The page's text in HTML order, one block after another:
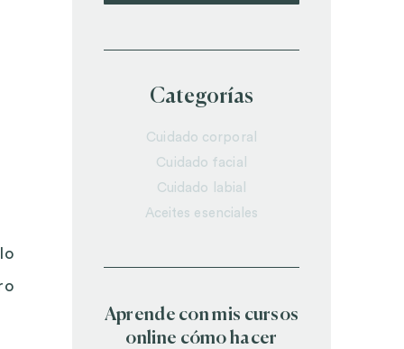
Categorías
Cuidado corporal
Cuidado facial
Cuidado labial
Aceites esenciales
Aprende con mis cursos
online cómo hacer